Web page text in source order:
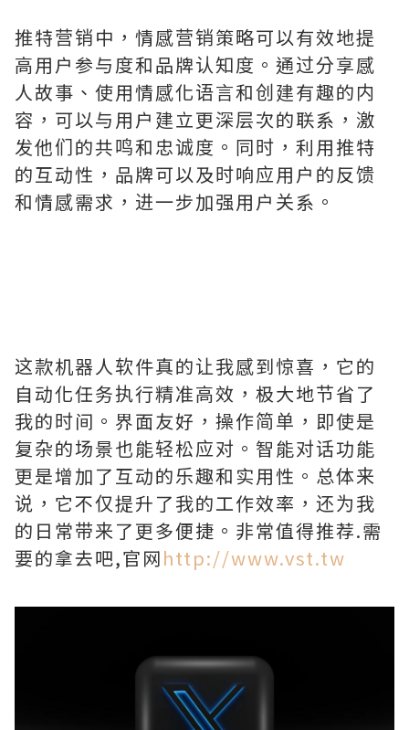
推特营销中，情感营销策略可以有效地提
高用户参与度和品牌认知度。通过分享感
人故事、使用情感化语言和创建有趣的内
容，可以与用户建立更深层次的联系，激
发他们的共鸣和忠诚度。同时，利用推特
的互动性，品牌可以及时响应用户的反馈
和情感需求，进一步加强用户关系。
这款机器人软件真的让我感到惊喜，它的
自动化任务执行精准高效，极大地节省了
我的时间。界面友好，操作简单，即使是
复杂的场景也能轻松应对。智能对话功能
更是增加了互动的乐趣和实用性。总体来
说，它不仅提升了我的工作效率，还为我
的日常带来了更多便捷。非常值得推荐.需
要的拿去吧,官网http://www.vst.tw